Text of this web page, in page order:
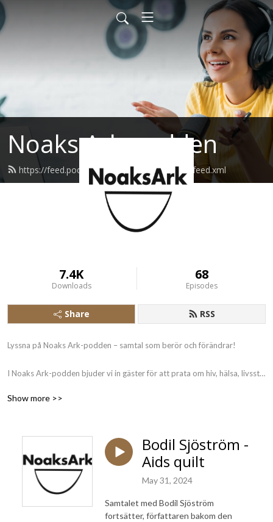
Noaks Ark-podden
https://feed.podbean.com/noaksarkpodden/feed.xml
7.4K
Downloads
68
Episodes
Share RSS
Lyssna på Noaks Ark-podden – samtal som berör och förändrar!
I Noaks Ark-podden bjuder vi in gäster för att prata om hiv, hälsa, livsstil
innebär att vara människa. Genom öppna och nyfikna samtal vill vi öka
överförbara infektioner genom utbildning, rådgivning och testning med
snabbsvar. Vi stöttar personer som lever med hiv och deras närstående
samt driver opinion för att skapa en mer inkluderande värld.
Tillsammans gör vi skillnad!
Show more >>
Bodil Sjöström -
Aids quilt
May 31, 2024
Samtalet med Bodil Sjöström
fortsätter, författaren bakom den